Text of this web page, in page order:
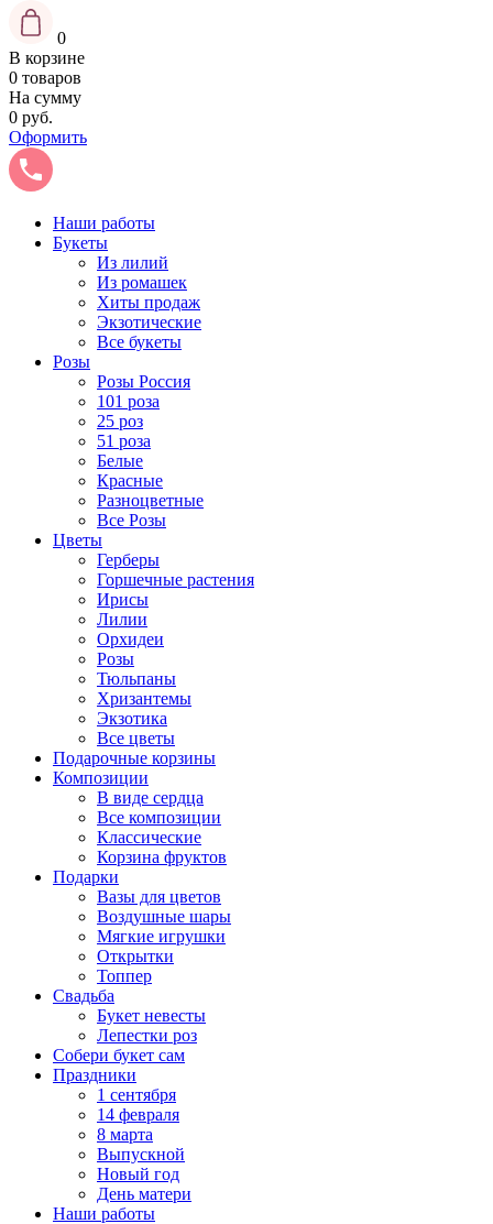
0
В корзине
0 товаров
На сумму
0 руб.
Оформить
Наши работы
Букеты
Из лилий
Из ромашек
Хиты продаж
Экзотические
Все букеты
Розы
Розы Россия
101 роза
25 роз
51 роза
Белые
Красные
Разноцветные
Все Розы
Цветы
Герберы
Горшечные растения
Ирисы
Лилии
Орхидеи
Розы
Тюльпаны
Хризантемы
Экзотика
Все цветы
Подарочные корзины
Композиции
В виде сердца
Все композиции
Классические
Корзина фруктов
Подарки
Вазы для цветов
Воздушные шары
Мягкие игрушки
Открытки
Топпер
Свадьба
Букет невесты
Лепестки роз
Собери букет сам
Праздники
1 сентября
14 февраля
8 марта
Выпускной
Новый год
День матери
Наши работы